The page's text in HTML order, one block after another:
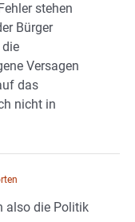
stehen
Bürger
Versagen
das
nicht in
also die Politik